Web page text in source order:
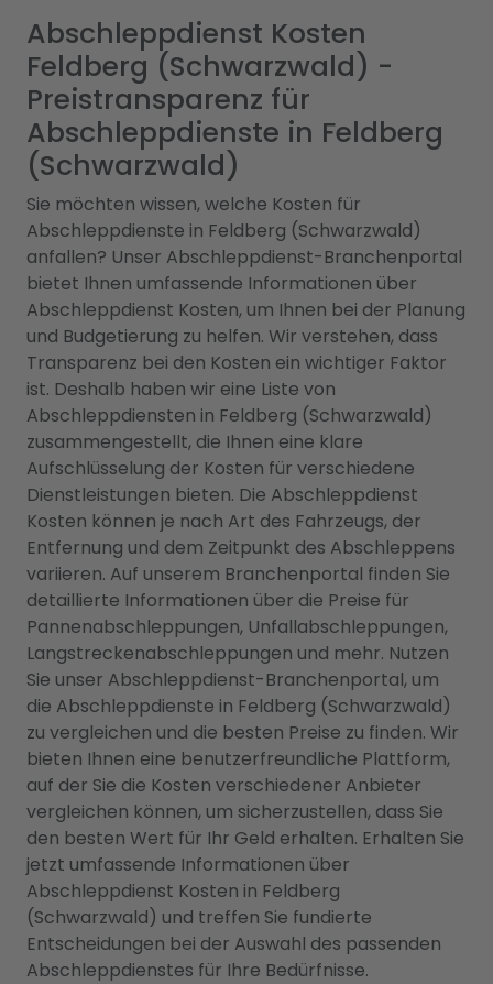
Abschleppdienst Kosten
Feldberg (Schwarzwald) -
Preistransparenz für
Abschleppdienste in Feldberg
(Schwarzwald)
Sie möchten wissen, welche Kosten für
Abschleppdienste in Feldberg (Schwarzwald)
anfallen? Unser Abschleppdienst-Branchenportal
bietet Ihnen umfassende Informationen über
Abschleppdienst Kosten, um Ihnen bei der Planung
und Budgetierung zu helfen. Wir verstehen, dass
Transparenz bei den Kosten ein wichtiger Faktor
ist. Deshalb haben wir eine Liste von
Abschleppdiensten in Feldberg (Schwarzwald)
zusammengestellt, die Ihnen eine klare
Aufschlüsselung der Kosten für verschiedene
Dienstleistungen bieten. Die Abschleppdienst
Kosten können je nach Art des Fahrzeugs, der
Entfernung und dem Zeitpunkt des Abschleppens
variieren. Auf unserem Branchenportal finden Sie
detaillierte Informationen über die Preise für
Pannenabschleppungen, Unfallabschleppungen,
Langstreckenabschleppungen und mehr. Nutzen
Sie unser Abschleppdienst-Branchenportal, um
die Abschleppdienste in Feldberg (Schwarzwald)
zu vergleichen und die besten Preise zu finden. Wir
bieten Ihnen eine benutzerfreundliche Plattform,
auf der Sie die Kosten verschiedener Anbieter
vergleichen können, um sicherzustellen, dass Sie
den besten Wert für Ihr Geld erhalten. Erhalten Sie
jetzt umfassende Informationen über
Abschleppdienst Kosten in Feldberg
(Schwarzwald) und treffen Sie fundierte
Entscheidungen bei der Auswahl des passenden
Abschleppdienstes für Ihre Bedürfnisse.